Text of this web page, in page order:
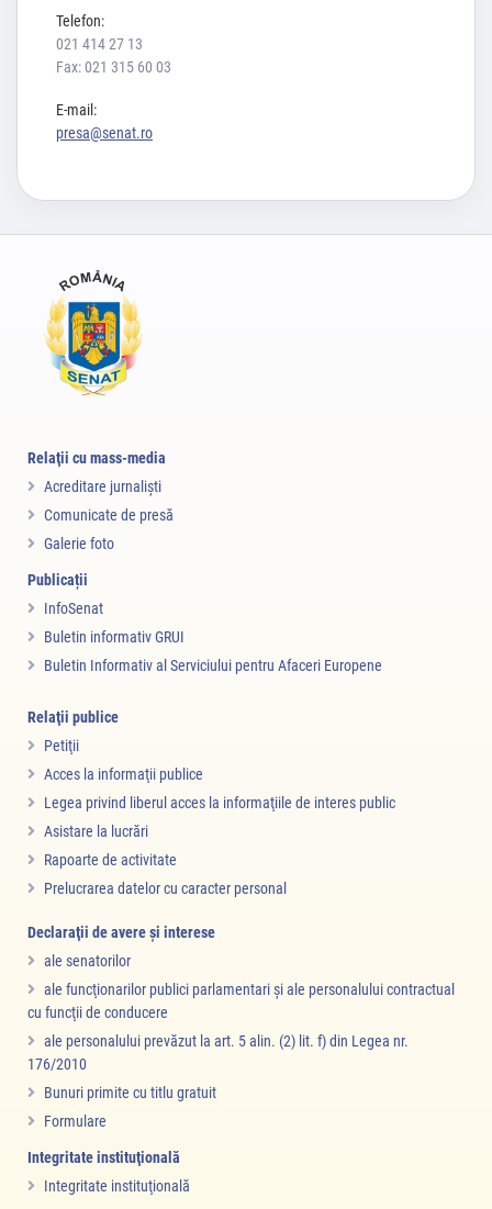
Telefon:
021 414 27 13
Fax: 021 315 60 03
E-mail:
presa@senat.ro
Relaţii cu mass-media
Acreditare jurnalişti
Comunicate de presă
Galerie foto
Publicații
InfoSenat
Buletin informativ GRUI
Buletin Informativ al Serviciului pentru Afaceri Europene
Relaţii publice
Petiţii
Acces la informaţii publice
Legea privind liberul acces la informaţiile de interes public
Asistare la lucrări
Rapoarte de activitate
Prelucrarea datelor cu caracter personal
Declaraţii de avere şi interese
ale senatorilor
ale funcţionarilor publici parlamentari şi ale personalului contractual
cu funcţii de conducere
ale personalului prevăzut la art. 5 alin. (2) lit. f) din Legea nr.
176/2010
Bunuri primite cu titlu gratuit
Formulare
Integritate instituţională
Integritate instituţională